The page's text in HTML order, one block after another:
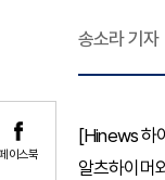
이스북
송소라 기자
[Hinews 하
알츠하이머